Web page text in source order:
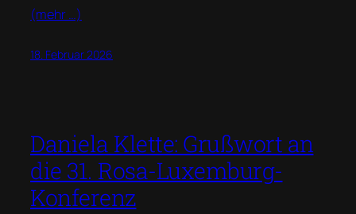
(mehr …)
18. Februar 2026
Daniela Klette: Grußwort an
die 31. Rosa-Luxemburg-
Konferenz